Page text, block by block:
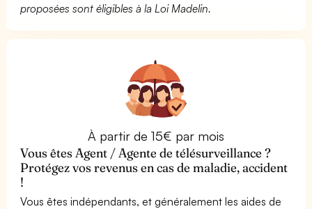
proposées sont éligibles à la Loi Madelin.
À partir de 15€ par mois
Vous êtes Agent / Agente de télésurveillance ?
Protégez vos revenus en cas de maladie, accident
!
Vous êtes indépendants, et généralement les aides de